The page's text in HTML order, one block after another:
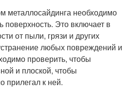
металлосайдинга необходимо
поверхность. Это включает в
от пыли, грязи и других
любых повреждений и
проверить, чтобы
и плоской, чтобы
прилегал к ней.